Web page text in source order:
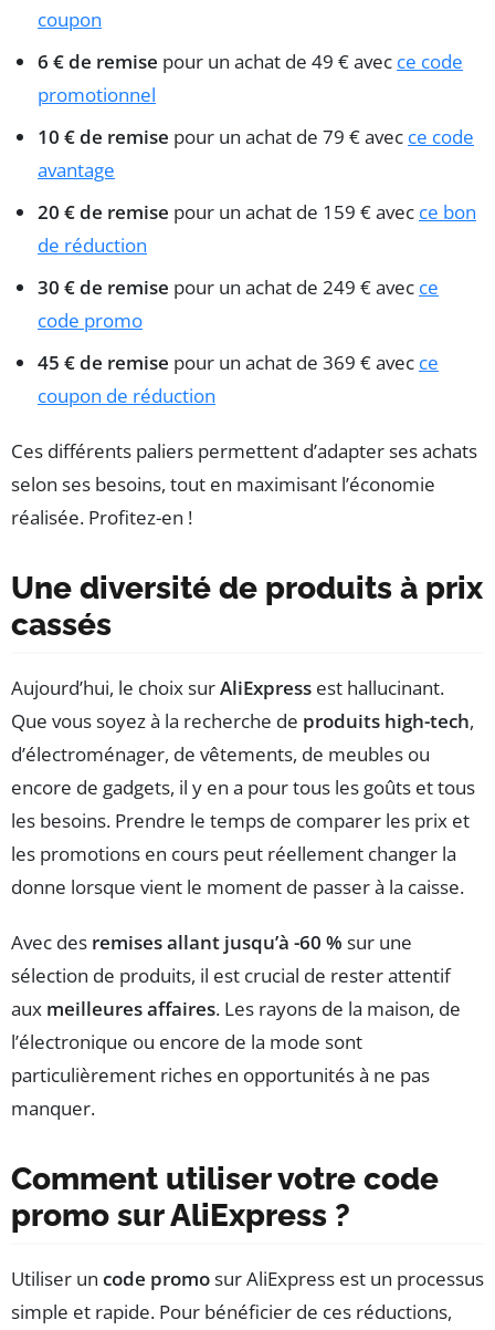
coupon
6 € de remise pour un achat de 49 € avec ce code
promotionnel
10 € de remise pour un achat de 79 € avec ce code
avantage
20 € de remise pour un achat de 159 € avec ce bon
de réduction
30 € de remise pour un achat de 249 € avec ce
code promo
45 € de remise pour un achat de 369 € avec ce
coupon de réduction
Ces différents paliers permettent d’adapter ses achats
selon ses besoins, tout en maximisant l’économie
réalisée. Profitez-en !
Une diversité de produits à prix
cassés
Aujourd’hui, le choix surAliExpress est hallucinant.
Que vous soyez à la recherche de produits high-tech,
d’électroménager, de vêtements, de meubles ou
encore de gadgets, il y en a pour tous les goûts et tous
les besoins. Prendre le temps de comparer les prix et
les promotions en cours peut réellement changer la
donne lorsque vient le moment de passer à la caisse.
Avec des remises allant jusqu’à -60 % sur une
sélection de produits, il est crucial de rester attentif
aux meilleures affaires. Les rayons de la maison, de
l’électronique ou encore de la mode sont
particulièrement riches en opportunités à ne pas
manquer.
Comment utiliser votre code
promo sur AliExpress ?
Utiliser un code promosur AliExpress est un processus
simple et rapide. Pour bénéficier de ces réductions,